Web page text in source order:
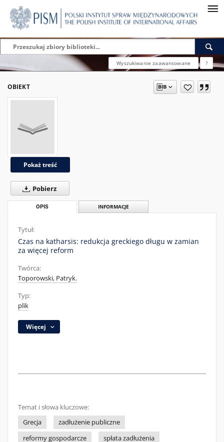
Wyszukiwanie zaawansowane ?
OBIEKT
Pokaż treść
Pobierz
OPIS INFORMACJE
Tytuł:
Czas na katharsis: redukcja greckiego długu w zamian
za więcej reform
Twórca:
Toporowski, Patryk.
Typ:
plik
Więcej
Temat i słowa kluczowe:
Grecja
zadłużenie publiczne
reformy gospodarcze
spłata zadłużenia